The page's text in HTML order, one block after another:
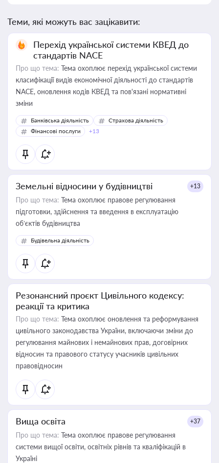
Теми, які можуть вас зацікавити:
Перехід української системи КВЕД до
стандартів NACE
Про що тема: Тема охоплює перехід української системи
класифікації видів економічної діяльності до стандартів
NACE, оновлення кодів КВЕД та пов'язані нормативні
зміни
Банківська діяльність
Страхова діяльність
Фінансові послуги
+13
Земельні відносини у будівництві +13
Про що тема: Тема охоплює правове регулювання
підготовки, здійснення та введення в експлуатацію
об’єктів будівництва
Будівельна діяльність
Резонансний проєкт Цивільного кодексу:
реакції та критика
Про що тема: Тема охоплює оновлення та реформування
цивільного законодавства України, включаючи зміни до
регулювання майнових і немайнових прав, договірних
відносин та правового статусу учасників цивільних
правовідносин
Вища освіта +37
Про що тема: Тема охоплює правове регулювання
системи вищої освіти, освітніх рівнів та кваліфікацій в
Україні